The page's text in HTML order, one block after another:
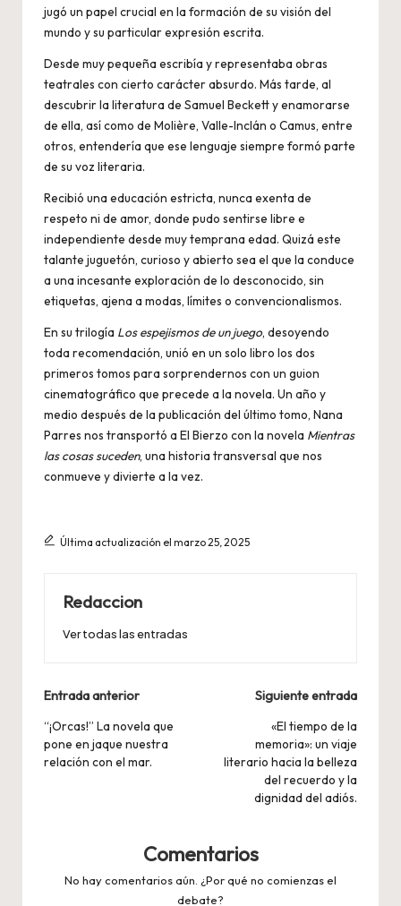
jugó un papel crucial en la formación de su visión del
mundo y su particular expresión escrita.
Desde muy pequeña escribía y representaba obras
teatrales con cierto carácter absurdo. Más tarde, al
descubrir la literatura de Samuel Beckett y enamorarse
de ella, así como de Molière, Valle-Inclán o Camus, entre
otros, entendería que ese lenguaje siempre formó parte
de su voz literaria.
Recibió una educación estricta, nunca exenta de
respeto ni de amor, donde pudo sentirse libre e
independiente desde muy temprana edad. Quizá este
talante juguetón, curioso y abierto sea el que la conduce
a una incesante exploración de lo desconocido, sin
etiquetas, ajena a modas, límites o convencionalismos.
En su trilogía Los espejismos de un juego, desoyendo
toda recomendación, unió en un solo libro los dos
primeros tomos para sorprendernos con un guion
cinematográfico que precede a la novela. Un año y
medio después de la publicación del último tomo, Nana
Parres nos transportó a El Bierzo con la novela Mientras
las cosas suceden, una historia transversal que nos
conmueve y divierte a la vez.
Última actualización el marzo 25, 2025
Redaccion
Ver todas las entradas
Navegación
de
entradas
Entrada anterior
“¡Orcas!” La novela que
pone en jaque nuestra
relación con el mar.
Siguiente entrada
«El tiempo de la
memoria»: un viaje
literario hacia la belleza
del recuerdo y la
dignidad del adiós.
Comentarios
No hay comentarios aún. ¿Por qué no comienzas el
debate?